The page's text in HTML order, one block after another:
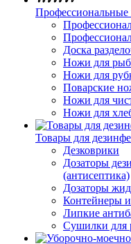
Доска
Ножи для
Ножи для
Поварские
Ножи для
Ножи для
Товары для
Дезковрики
Дозаторы
(антисептика)
Дозаторы
Контейнеры
Липкие
Сушилки для